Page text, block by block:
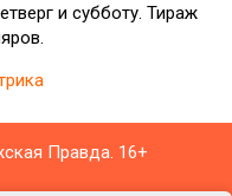
и субботу. Тираж
Правда. 16+